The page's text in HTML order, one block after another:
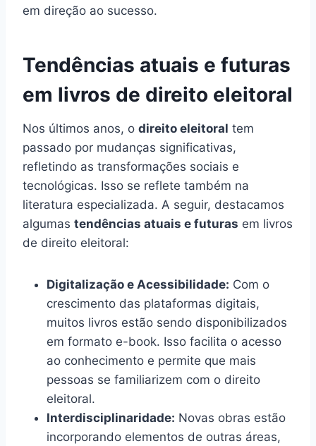
em direção ao sucesso.
Tendências atuais e futuras
em livros de direito eleitoral
Nos últimos anos, o direito eleitoral tem
passado por mudanças significativas,
refletindo as transformações sociais e
tecnológicas. Isso se reflete também na
literatura especializada. A seguir, destacamos
algumas tendências atuais e futuras em livros
de direito eleitoral:
Digitalização e Acessibilidade: Com o
crescimento das plataformas digitais,
muitos livros estão sendo disponibilizados
em formato e-book. Isso facilita o acesso
ao conhecimento e permite que mais
pessoas se familiarizem com o direito
eleitoral.
Interdisciplinaridade: Novas obras estão
incorporando elementos de outras áreas,